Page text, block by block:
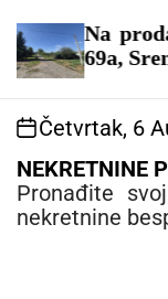
o
Na prodaju
69a, Sremska
Četvrtak, 6
NEKRETNINE
Pronađite
nekretnine